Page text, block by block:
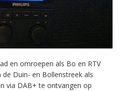
en omroepen als Bo en RTV
Duin- en Bollenstreek als
via DAB+ te ontvangen op